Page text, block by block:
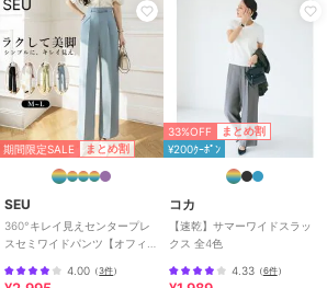
ポリエステル98% ポリウレタン
2%
商品のお取り扱い方法
手洗い（水温30℃以下）
パンツ
布・キャンバス/ポリエステル素
ミッ
ドライズ/ ライフスタイル / ゴ
パーティー・結婚式・二次会/セ
期間限定SALE まとめ割
SEU
360°キレイ見えセンタープレ
スセミワイドパンツ【オフィ
ジュアル】
4.00 （3件）
33%OFF まとめ割
¥200ｸｰﾎﾟﾝ
コカ
【速乾】サマーワイドスラッ
クス 全4色
4.33（6件）